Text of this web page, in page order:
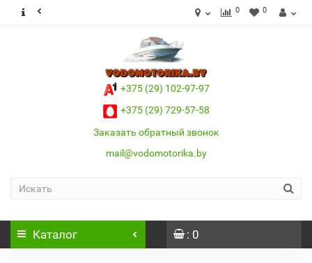
0 0
+375 (29) 102-97-97
+375 (29) 729-57-58
Заказать обратный звонок
mail@vodomotorika.by
Каталог : 0